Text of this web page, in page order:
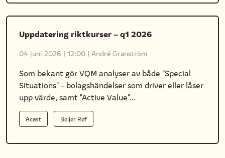
Uppdatering riktkurser – q1 2026
04 juni 2026 | 12:00 | André Granström
Som bekant gör VQM analyser av både "Special
Situations" - bolagshändelser som driver eller låser
upp värde, samt "Active Value"...
Acast Beijer Ref